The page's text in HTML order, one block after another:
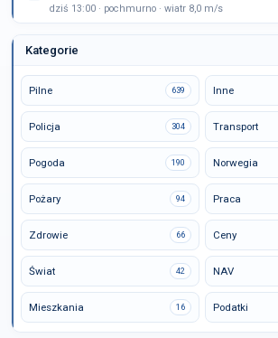
dziś 13:00 · pochmurno · wiatr 8,0 m/s
Kategorie
Pilne 639 Inne
Policja 304 Transport
Pogoda 190 Norwegia
Pożary 94 Praca
Zdrowie 66 Ceny
Świat 42 NAV
Mieszkania 16 Podatki